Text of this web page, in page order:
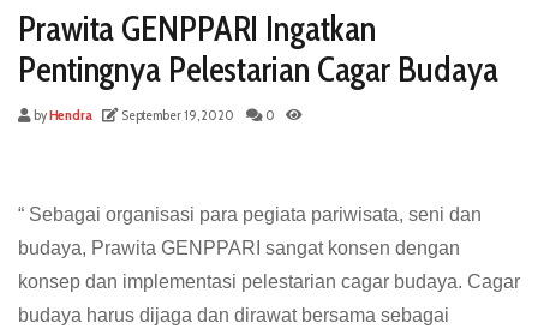
Prawita GENPPARI Ingatkan
Pentingnya Pelestarian Cagar Budaya
byHendra September 19, 2020 0
“ Sebagai organisasi para pegiata pariwisata, seni dan
budaya, Prawita GENPPARI sangat konsen dengan
konsep dan implementasi pelestarian cagar budaya. Cagar
budaya harus dijaga dan dirawat bersama sebagai